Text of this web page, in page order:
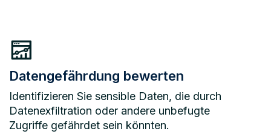
Datengefährdung bewerten
Identifizieren Sie sensible Daten, die durch
Datenexfiltration oder andere unbefugte
Zugriffe gefährdet sein könnten.